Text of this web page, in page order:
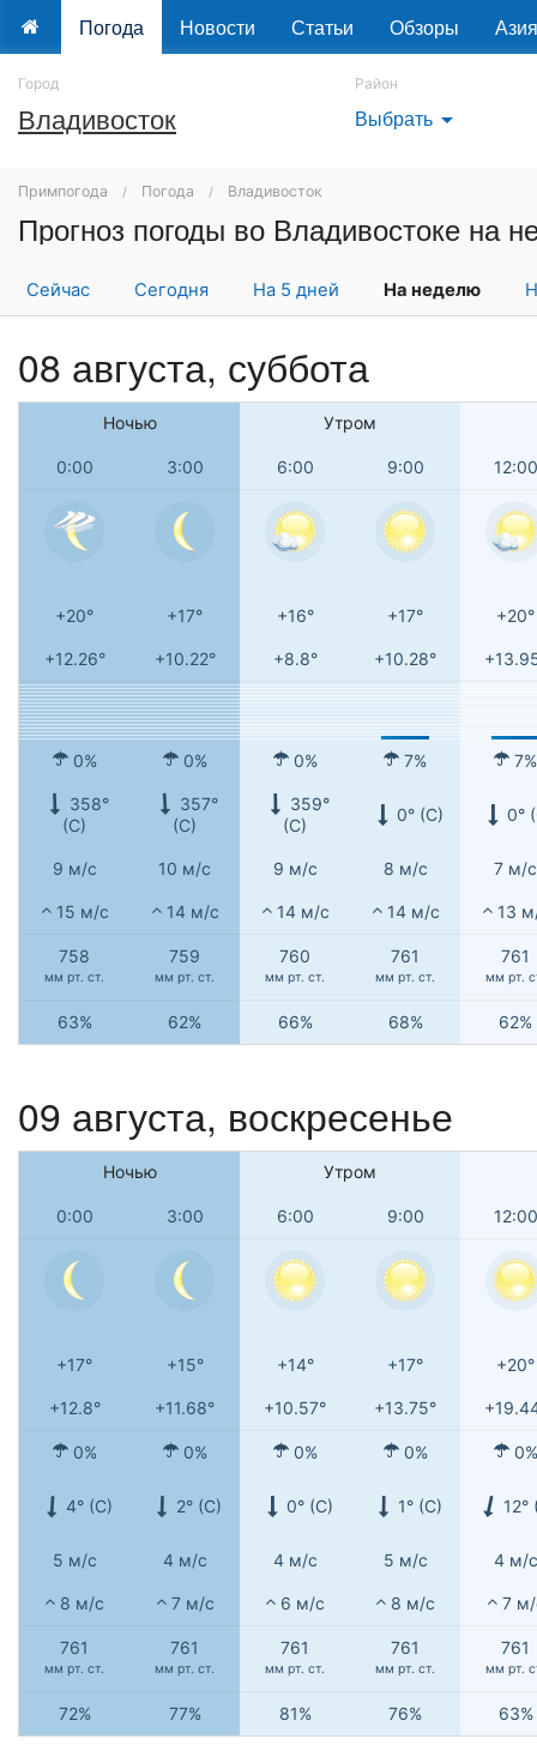
Погода Новости Статьи Обзоры Азия
Город
Владивосток
Район
Выбрать arrow_drop_down
Примпогода Погода Владивосток
Прогноз погоды во Владивостоке на
Сейчас Сегодня На 5 дней На неделю
08 августа, суббота
Ночью Утром
0:00 3:00 6:00 9:00 12:00
+20° +17° +16° +17° +20°
+12.26° +10.22° +8.8° +10.28°
0% 0% 0% 7% 7%
358°
(С)
357°
(С)
359°
(С)
0° (С) 0°
9 м/с 10 м/с 9 м/с 8 м/с 7 м/с
15 м/с 14 м/с 14 м/с 14 м/с 13
758
мм рт. ст.
759
мм рт. ст.
760
мм рт. ст.
761
мм рт. ст.
761
мм рт.
63% 62% 66% 68% 62%
09 августа, воскресенье
Ночью Утром
0:00 3:00 6:00 9:00 12:00
+17° +15° +14° +17° +20°
+12.8° +11.68° +10.57° +13.75°
0% 0% 0% 0% 0%
4° (С) 2° (С) 0° (С) 1° (С) 12°
5 м/с 4 м/с 4 м/с 5 м/с 4 м/с
8 м/с 7 м/с 6 м/с 8 м/с 7 м/
761
мм рт. ст.
761
мм рт. ст.
761
мм рт. ст.
761
мм рт. ст.
761
мм рт.
72% 77% 81% 76% 63%